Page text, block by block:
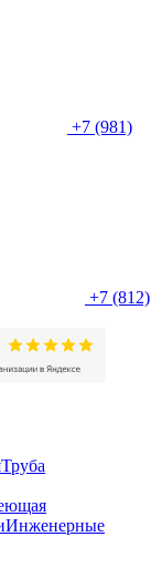
+7 (981)
+7 (812)
Труба
Инженерные